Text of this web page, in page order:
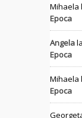
Mihaela
Epoca
Angelala
Epoca
Mihaela
Epoca